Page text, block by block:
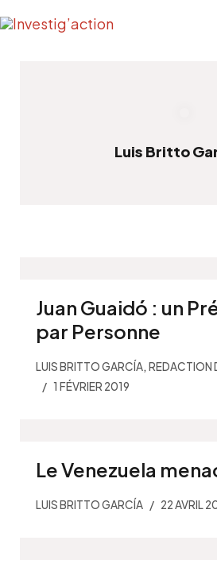
Luis Britto
Juan Guaidó : un
par Personne
LUIS BRITTO GARCÍA, REDACTION
1 FÉVRIER 2019
Le Venezuela
LUIS BRITTO GARCÍA 22 AVRIL